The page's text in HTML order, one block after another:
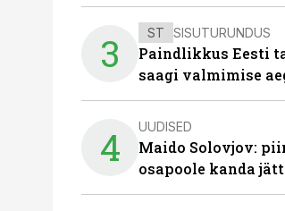
3 ST SISUTURUNDUS
Paindlikkus Eesti
saagi valmimise
4 UUDISED
Maido Solovjov:
osapoole kanda